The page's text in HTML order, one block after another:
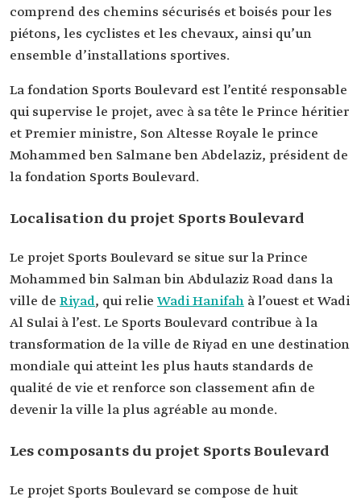
comprend des chemins sécurisés et boisés pour les
piétons, les cyclistes et les chevaux, ainsi qu’un
ensemble d’installations sportives.
La fondation Sports Boulevard est l’entité responsable
qui supervise le projet, avec à sa tête le Prince héritier
et Premier ministre, Son Altesse Royale le prince
Mohammed ben Salmane ben Abdelaziz, président de
la fondation Sports Boulevard.
Localisation du projet Sports Boulevard
Le projet Sports Boulevard se situe sur la Prince
Mohammed bin Salman bin Abdulaziz Road dans la
ville de Riyad, qui relie Wadi Hanifah à l’ouest et Wadi
Al Sulai à l’est. Le Sports Boulevard contribue à la
transformation de la ville de Riyad en une destination
mondiale qui atteint les plus hauts standards de
qualité de vie et renforce son classement afin de
devenir la ville la plus agréable au monde.
Les composants du projet Sports Boulevard
Le projet Sports Boulevard se compose de huit